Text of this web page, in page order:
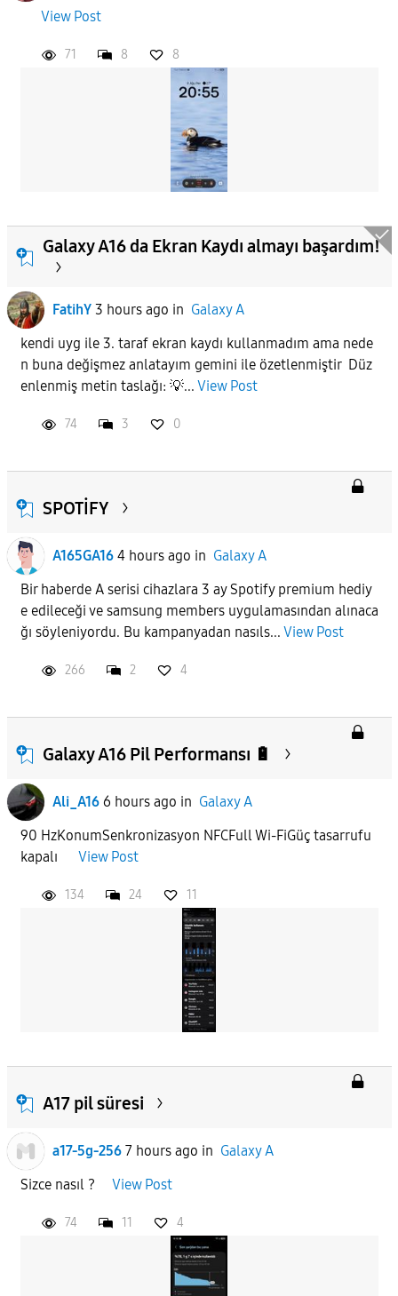
View Post
71 8 8
Galaxy A16 da Ekran Kaydı almayı başardım!
FatihY 3 hours ago in Galaxy A
kendi uyg ile 3. taraf ekran kaydı kullanmadım ama nede
n buna değişmez anlatayım gemini ile özetlenmiştir Düz
enlenmiş metin taslağı: 💡... View Post
74 3 0
SPOTİFY
A165GA16 4 hours ago in Galaxy A
Bir haberde A serisi cihazlara 3 ay Spotify premium hediy
e edileceği ve samsung members uygulamasından alınaca
ğı söyleniyordu. Bu kampanyadan nasıls... View Post
266 2 4
Galaxy A16 Pil Performansı 🔋
Ali_A16 6 hours ago in Galaxy A
90 HzKonumSenkronizasyon NFCFull Wi-FiGüç tasarrufu
kapalı View Post
134 24 11
A17 pil süresi
a17-5g-256 7 hours ago in Galaxy A
Sizce nasıl ? View Post
74 11 4